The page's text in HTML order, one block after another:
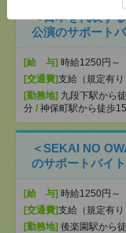
＜日本を代表す
公演のサポート
[給 与] 時給1250円～
[交通費]支給（規定有り
[勤務地] 九段下駅から
分 / 神保町駅から徒歩
＜SEKAI NO
のサポートバイ
[給 与] 時給1250円～
[交通費]支給（規定有り
[勤務地] 後楽園駅から